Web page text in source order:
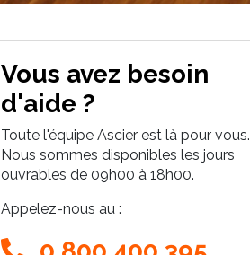
Vous avez besoin
d'aide ?
Toute l'équipe Ascier est là pour vous.
Nous sommes disponibles les jours
ouvrables de 09h00 à 18h00.
Appelez-nous au :